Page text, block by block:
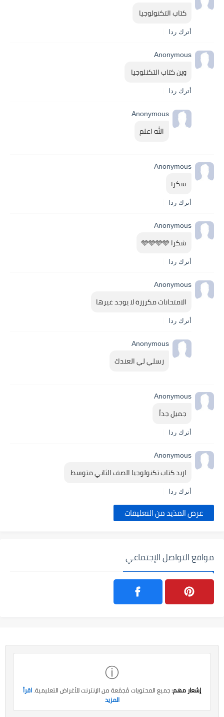
كتاب التكنولوجيا
أترك ردا
Anonymous
وين كتاب التكنلوجيا
أترك ردا
Anonymous
الله اعلم
Anonymous
شكرآ
أترك ردا
Anonymous
شكرا 🩵🩵🩵🩵
أترك ردا
Anonymous
الامتحانات مكرررة لا يوجد غيرها
أترك ردا
Anonymous
رسلي لي العندك
Anonymous
جميل جداً
أترك ردا
Anonymous
اريد كتاب تكنولوجيا الصف الثاني متوسط
أترك ردا
عرض المذيد من التعليقات
مواقع التواصل الإجتماعي
ⓘ
إشعار مهم:جميع المحتويات مُجمّعة من الإنترنت للأغراض التعليمية.اقرأ
المزيد